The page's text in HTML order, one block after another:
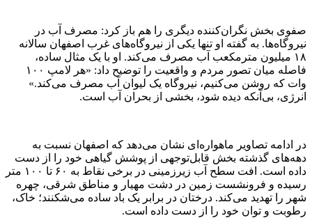
صفوی بخش نگران‌کننده دیگری را هم باز کرد: مصرف آب در
نیروگاه‌ها. به گفته او تنها یکی از نیروگاه‌های غرب اصفهان سالانه
۱۸ میلیون مترمکعب آب مصرف می‌کند. او با یک مثال ساده،
فاصله میان تصور مردم و واقعیت را توضیح داد: «هر لامپ ۱۰۰
وات که روشن می‌کنیم، نیروگاه یک لیوان آب مصرف می‌کند.»
انرژی، بی‌آنکه دیده شود، بخشی از بحران آب است.
در ادامه تصاویر ماهواره‌ای نشان می‌دهد که اصفهان نسبت به
دهه‌های گذشته بخش قابل‌توجهی از پوشش گیاهی خود را از دست
داده است. افت سطح آب زیرزمینی در برخی نقاط به ۶۰ تا ۱۰۰ متر
رسیده و فرونشست زمین در دشت مهیار و مناطق شرقی، چهره
شهر را تهدید می‌کند. درختان در برابر یک باد ساده می‌شکنند؛ خاک،
رطوبت و توان خود را از دست داده است.